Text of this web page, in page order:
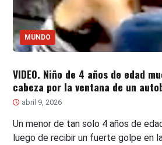
MUNDO
VIDEO. Niño de 4 años de edad
cabeza por la ventana de un
abril 9, 2026
Un menor de tan solo 4 años de
luego de recibir un fuerte golpe en